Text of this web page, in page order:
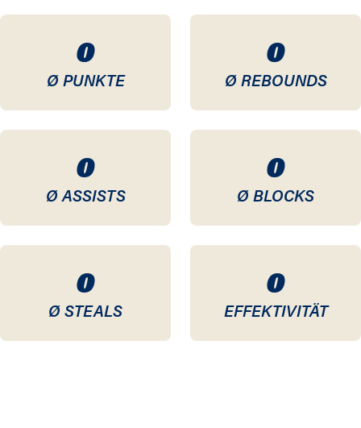
0
Ø PUNKTE
0
Ø REBOUNDS
0
Ø ASSISTS
0
Ø BLOCKS
0
Ø STEALS
0
EFFEKTIVITÄT